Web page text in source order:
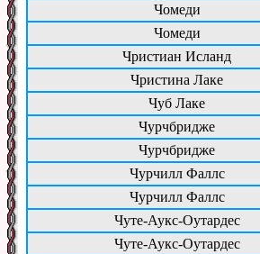
Чомеди
Чомеди
Чристиан Исланд
Чристина Лаке
Чуб Лаке
Чурчбридже
Чурчбридже
Чурчилл Фаллс
Чурчилл Фаллс
Чуте-Аукс-Оутардес
Чуте-Аукс-Оутардес